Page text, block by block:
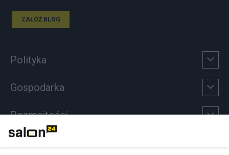
ZAŁÓŻ BLOG
Polityka
Gospodarka
Rozmaitości